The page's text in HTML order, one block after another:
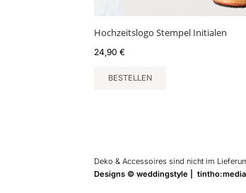
Hochzeitslogo Stempel Initialen
24,90 €
BESTELLEN
Deko & Accessoires sind nicht im
Designs © weddingstyle | tintho:media